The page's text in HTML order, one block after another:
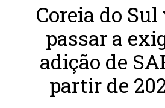
Coreia do Sul
passar a
adição de
partir de